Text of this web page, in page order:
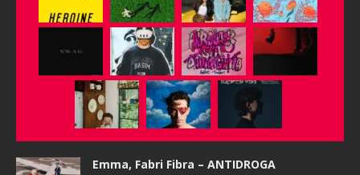
Emma, Fabri Fibra – ANTIDROGA